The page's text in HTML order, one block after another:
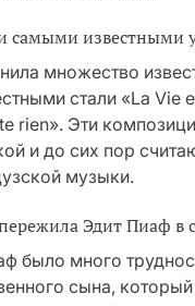
самыми известными
множество
стали «La Vie
rien». Эти
и до сих пор
музыки.
Эдит Пиаф в
было много
сына,